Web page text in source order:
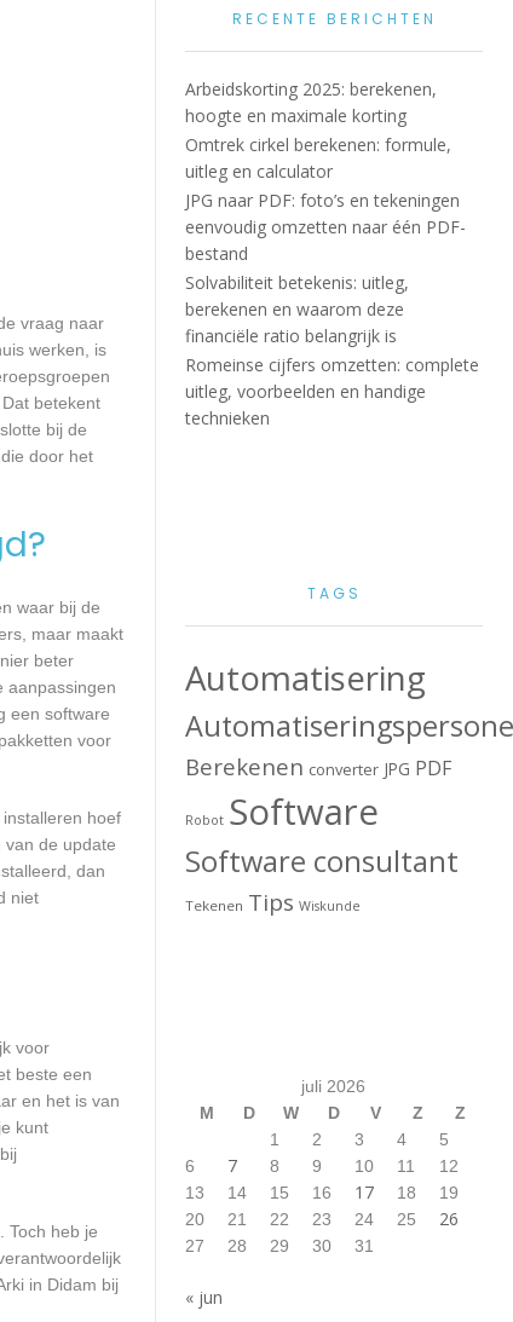
vraag naar
werken, is
betekent
bij de
door het
waar bij de
maar maakt
beter
aanpassingen
een software
voor
hoef
van de update
dan
niet
voor
beste een
en het is van
kunt
Toch heb je
in Didam bij
RECENTE BERICHTEN
Arbeidskorting 2025: berekenen,
hoogte en maximale korting
Omtrek cirkel berekenen: formule,
uitleg en calculator
JPG naar PDF: foto’s en tekeningen
eenvoudig omzetten naar één PDF-
bestand
Solvabiliteit betekenis: uitleg,
berekenen en waarom deze
financiële ratio belangrijk is
Romeinse cijfers omzetten: complete
uitleg, voorbeelden en handige
technieken
TAGS
Automatisering
Berekenen converter JPG PDF
Robot Software
Software consultant
Tekenen Tips Wiskunde
juli 2026
M
D W D V Z
Z
1
2 3 4
5
6
7 8 9 10 11
12
13
14 15 16 17 18
19
20
21 22 23 24 25 26
27 28 29 30 31
« jun